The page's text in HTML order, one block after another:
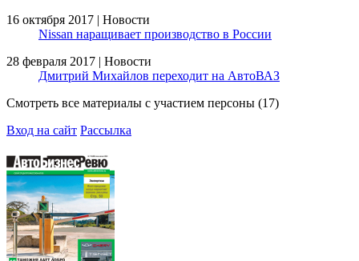
16 октября 2017 | Новости
Nissan наращивает производство в России
28 февраля 2017 | Новости
Дмитрий Михайлов переходит на АвтоВАЗ
Смотреть все материалы с участием персоны (17)
Вход на сайт Рассылка